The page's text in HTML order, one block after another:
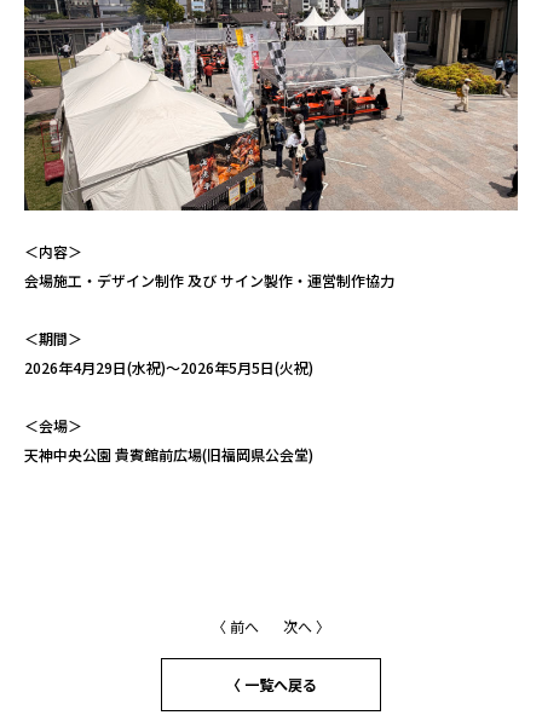
＜内容＞
会場施工・デザイン制作 及び サイン製作・運営制作協力
＜期間＞
2026年4月29日(水祝)〜2026年5月5日(火祝)
＜会場＞
天神中央公園 貴賓館前広場(旧福岡県公会堂)
〈 前へ 次へ 〉
〈 一覧へ戻る